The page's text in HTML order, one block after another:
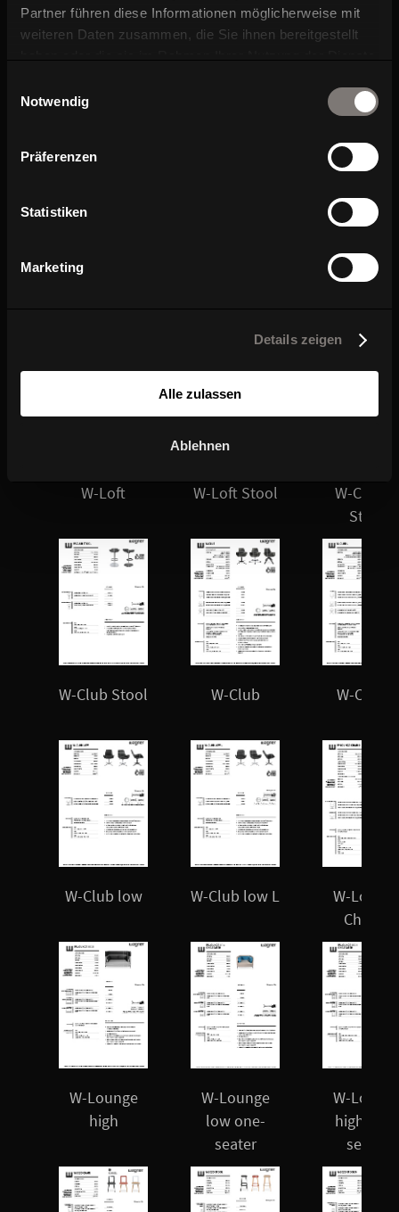
Partner führen diese Informationen möglicherweise mit
weiteren Daten zusammen, die Sie ihnen bereitgestellt
Notwendig
Präferenzen
Statistiken
Marketing
Details zeigen
Alle zulassen
Ablehnen
W-Cube 1
W-Loft W-Loft Stool
W-Cube 5
Stool
W-Club Stool W-Club W-Club L
W-Club low W-Club low L
W-
Chair 3
W-Lounge
high
W-Lounge
low one-
seater
W-
high one-
seater